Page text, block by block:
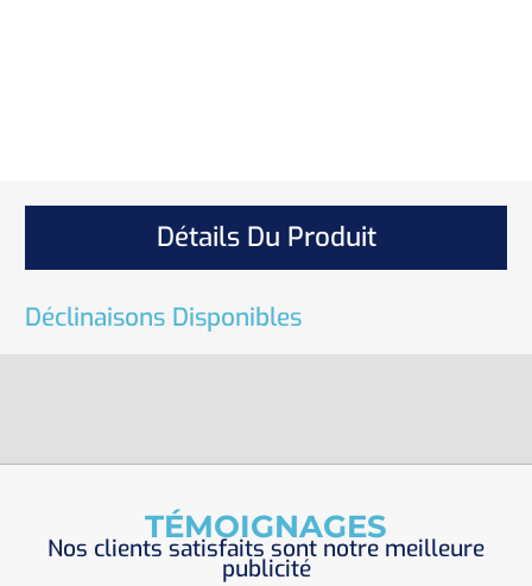
Détails Du Produit
Déclinaisons Disponibles
TÉMOIGNAGES
Nos clients satisfaits sont notre meilleure
publicité